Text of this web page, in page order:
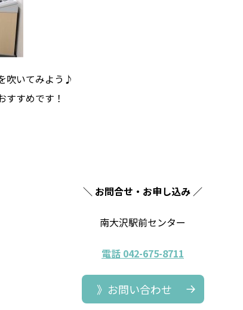
吹いてみよう♪
すめです！
＼ お問合せ・お申し込み ／
南大沢駅前センター
電話 042-675-8711
》お問い合わせ